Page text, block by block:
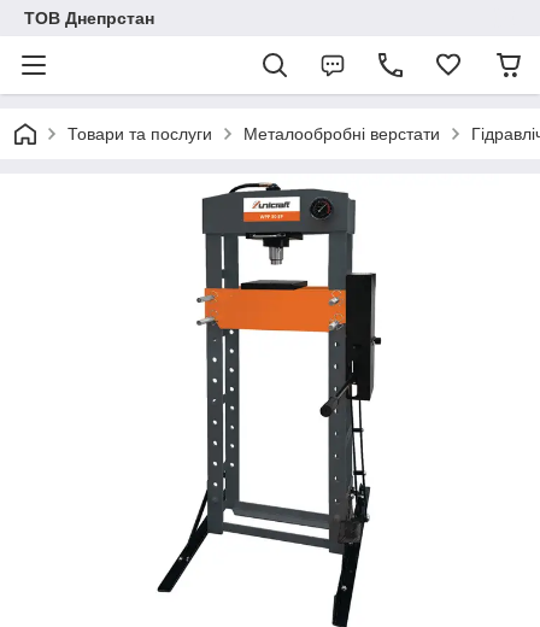
ТОВ Днепрстан
Товари та послуги Металообробні верстати